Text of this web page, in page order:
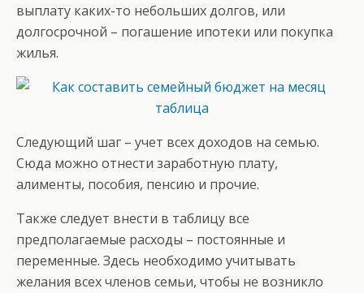
выплату каких-то небольших долгов, или
долгосрочной – погашение ипотеки или покупка
жилья.
Следующий шаг – учет всех доходов на семью.
Сюда можно отнести заработную плату,
алименты, пособия, пенсию и прочие.
Также следует внести в таблицу все
предполагаемые расходы – постоянные и
переменные. Здесь необходимо учитывать
желания всех членов семьи, чтобы не возникло